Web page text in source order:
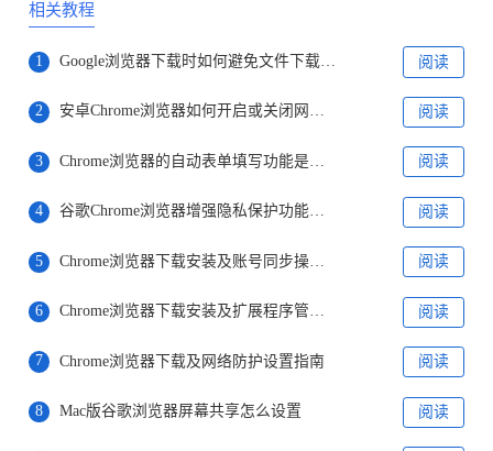
相关教程
1 Google浏览器下载时如何避免文件下载速度过慢 阅读
2 安卓Chrome浏览器如何开启或关闭网页自动刷新 阅读
3 阅读
4 谷歌Chrome浏览器增强隐私保护功能提升数据安全 阅读
5 Chrome浏览器下载安装及账号同步操作方法 阅读
6 Chrome浏览器下载安装及扩展程序管理操作 阅读
7 Chrome浏览器下载及网络防护设置指南 阅读
8 Mac版谷歌浏览器屏幕共享怎么设置 阅读